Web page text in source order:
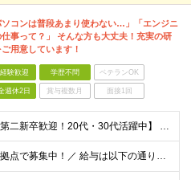
ソコンは普段あまり使わない…」「エンジニ
仕事って？」 そんな方も大丈夫！充実の研
用意しています！
験歓迎 学歴不問 ベテランOK
週休2日 賞与複数月 面接1回
【未経験・第二新卒歓迎！20代・30代活躍中】 ★意欲・人柄重視の採用を実施！ ◆学歴不問 ◆社会人未経験もOK ～こんな方にオススメです～ ◎エンジニアに興味・関心のある方 ◎正社員デビューを叶え
＼全国の各拠点で募集中！／ 給与は以下の通り、勤務地により異なります。 札幌：月給23万円～27万円 仙台：月給22万円～26万円 新潟：月給22万円～26万円 東京：月給26万円～30万円 大阪：